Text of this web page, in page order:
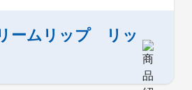
ームリップ リッ